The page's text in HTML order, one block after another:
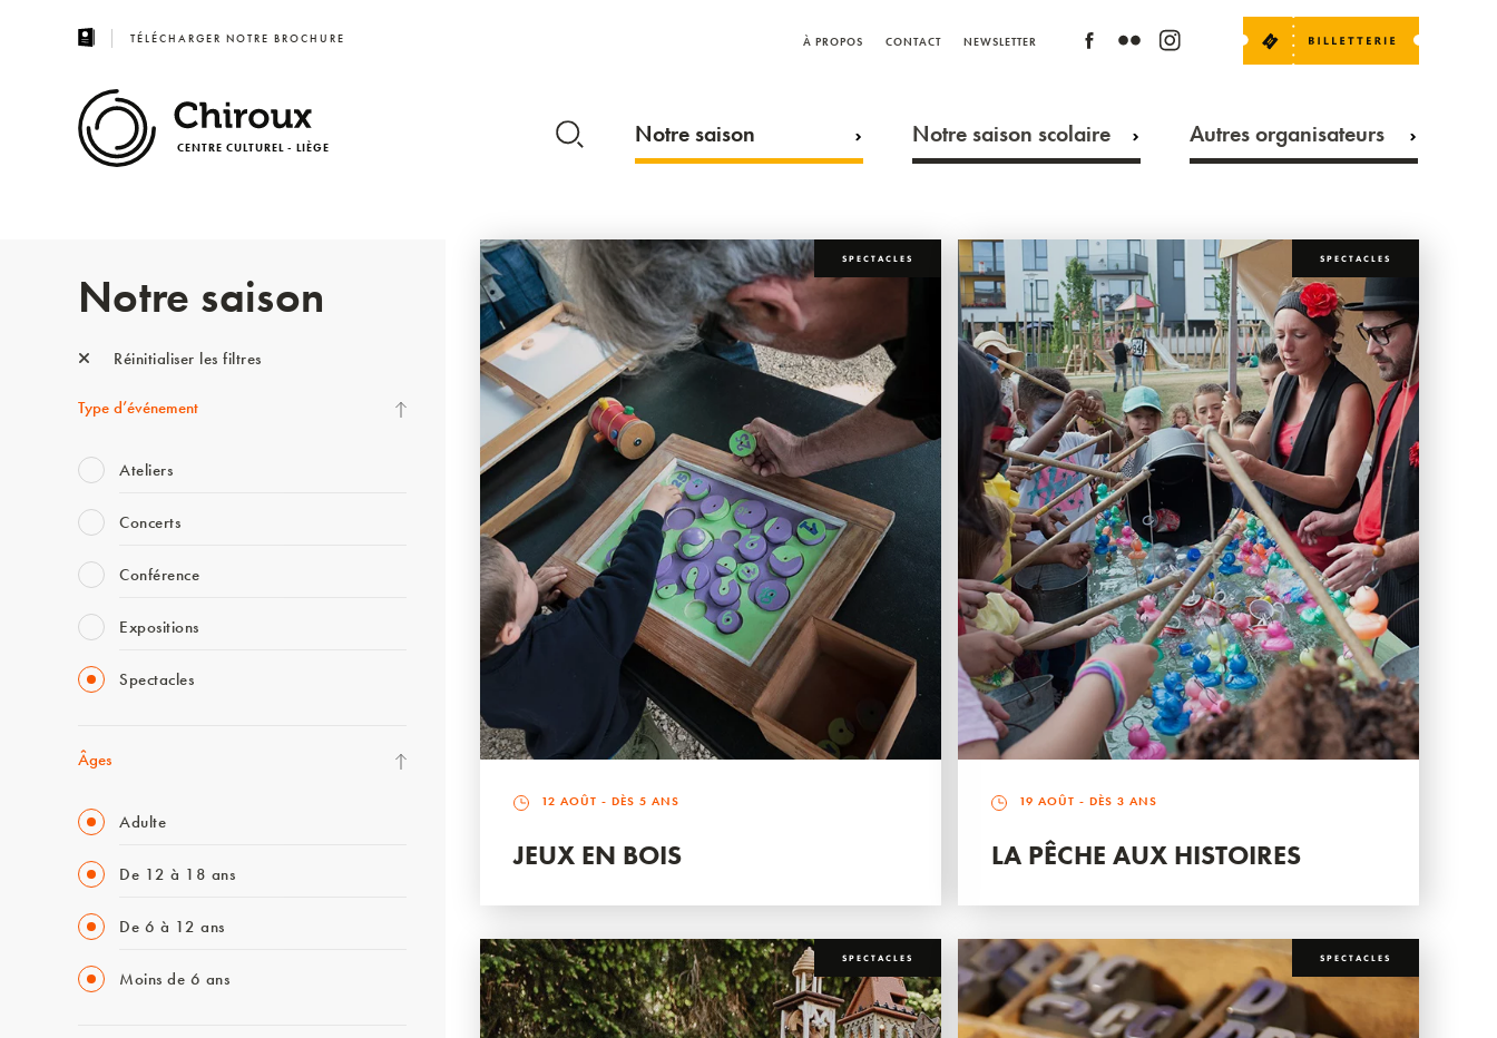
TÉLÉCHARGER NOTRE BROCHURE À PROPOS CONTACT NEWSLETTER
CENTRE CULTUREL - LIÈGE Notre saison Notre saison scolaire Autres organisateurs
Notre saison
Réinitialiser les filtres
Type d’événement
Ateliers
Concerts
Conférence
Expositions
Spectacles
Âges
Adulte
De 12 à 18 ans
De 6 à 12 ans
Moins de 6 ans
SPECTACLES
12 AOÛT - DÈS 5 ANS
JEUX EN BOIS
SPECTACLES
19 AOÛT - DÈS 3 ANS
LA PÊCHE AUX HISTOIRES
SPECTACLES SPECTACLES